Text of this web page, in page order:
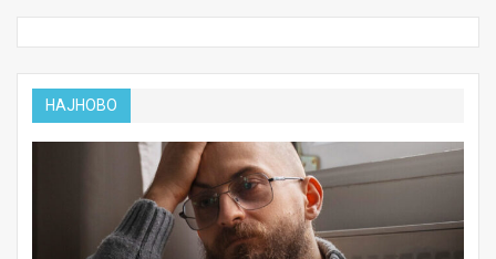
НАЈНОВО